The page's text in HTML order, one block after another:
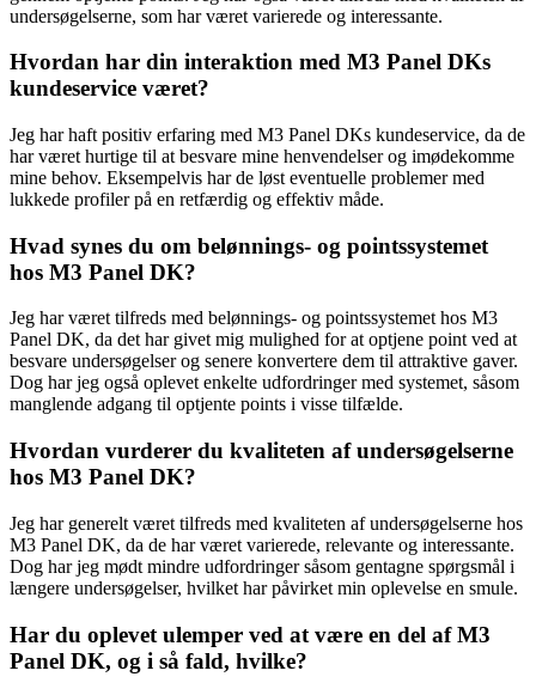
undersøgelserne, som har været varierede og interessante.
Hvordan har din interaktion med M3 Panel DKs
kundeservice været?
Jeg har haft positiv erfaring med M3 Panel DKs kundeservice, da de
har været hurtige til at besvare mine henvendelser og imødekomme
mine behov. Eksempelvis har de løst eventuelle problemer med
lukkede profiler på en retfærdig og effektiv måde.
Hvad synes du om belønnings- og pointssystemet
hos M3 Panel DK?
Jeg har været tilfreds med belønnings- og pointssystemet hos M3
Panel DK, da det har givet mig mulighed for at optjene point ved at
besvare undersøgelser og senere konvertere dem til attraktive gaver.
Dog har jeg også oplevet enkelte udfordringer med systemet, såsom
manglende adgang til optjente points i visse tilfælde.
Hvordan vurderer du kvaliteten af undersøgelserne
hos M3 Panel DK?
Jeg har generelt været tilfreds med kvaliteten af undersøgelserne hos
M3 Panel DK, da de har været varierede, relevante og interessante.
Dog har jeg mødt mindre udfordringer såsom gentagne spørgsmål i
længere undersøgelser, hvilket har påvirket min oplevelse en smule.
Har du oplevet ulemper ved at være en del af M3
Panel DK, og i så fald, hvilke?